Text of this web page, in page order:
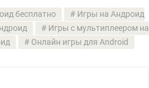
бесплатно
Игры на Андроид
Игры с мультиплеером на
Онлайн игры для Android